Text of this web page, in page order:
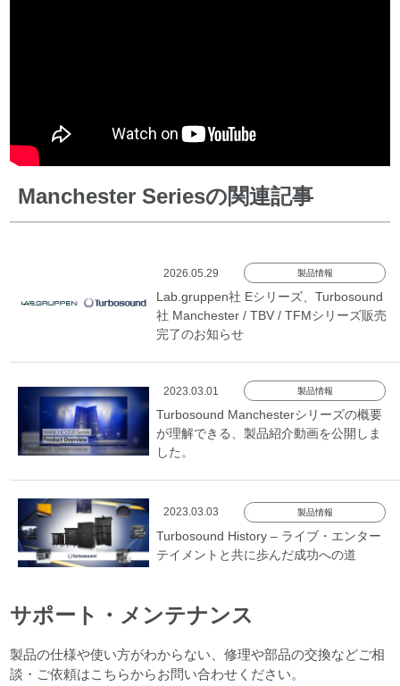
Manchester Seriesの関連記事
2026.05.29 製品情報
Lab.gruppen社 Eシリーズ、Turbosound
社 Manchester / TBV / TFMシリーズ販売
完了のお知らせ
2023.03.01 製品情報
Turbosound Manchesterシリーズの概要
が理解できる、製品紹介動画を公開しま
した。
2023.03.03 製品情報
Turbosound History – ライブ・エンター
テイメントと共に歩んだ成功への道
サポート・メンテナンス
製品の仕様や使い方がわからない、修理や部品の交換などご相
談・ご依頼はこちらからお問い合わせください。